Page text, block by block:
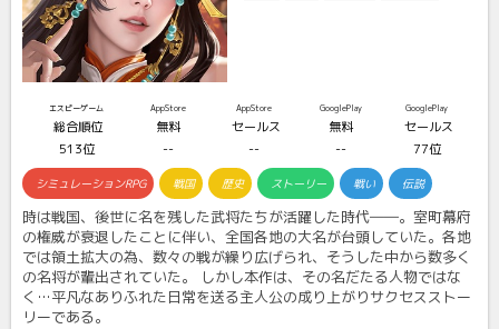
エスピーゲーム
総合順位
513位
AppStore
無料
--
AppStore
セールス
--
GooglePlay
無料
--
GooglePlay
セールス
77位
シミュレーションRPG 戦国 歴史 ストーリー 戦い 伝説
時は戦国、後世に名を残した武将たちが活躍した時代――。室町幕府
の権威が衰退したことに伴い、全国各地の大名が台頭していた。各地
では領土拡大の為、数々の戦が繰り広げられ、そうした中から数多く
の名将が輩出されていた。 しかし本作は、その名だたる人物ではな
く…平凡なありふれた日常を送る主人公の成り上がりサクセスストー
リーである。